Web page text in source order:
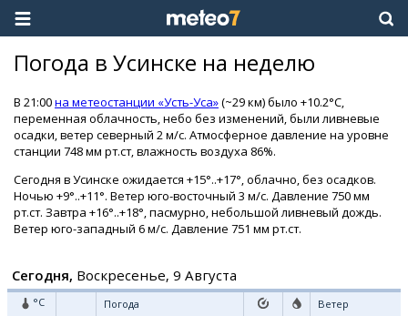
Погода в Усинске на неделю
В 21:00на метеостанции «Усть-Уса»(~29 км) было +10.2°C,
переменная облачность, небо без изменений, были ливневые
осадки, ветер северный 2 м/с. Атмосферное давление на уровне
станции 748 мм рт.ст, влажность воздуха 86%.
Сегодня в Усинске ожидается +15°..+17°, облачно, без осадков.
Ночью +9°..+11°. Ветер юго-восточный 3 м/с. Давление 750 мм
рт.ст. Завтра +16°..+18°, пасмурно, небольшой ливневый дождь.
Ветер юго-западный 6 м/с. Давление 751 мм рт.ст.
Сегодня, Воскресенье, 9 Августа
°C Погода Ветер